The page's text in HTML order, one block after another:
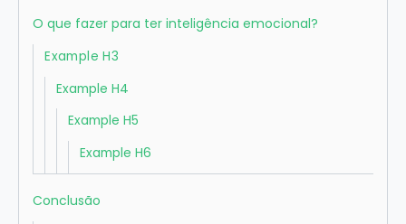
O que fazer para ter inteligência emocional?
Example H3
Example H4
Example H5
Example H6
Conclusão